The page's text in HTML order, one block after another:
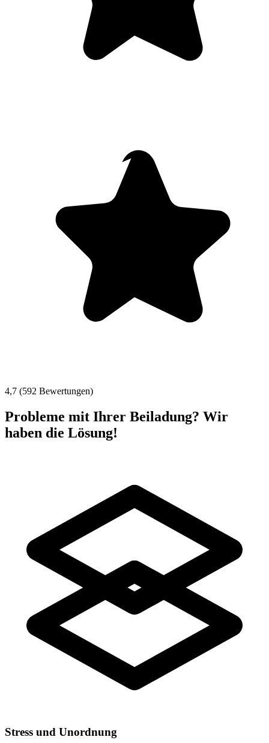
4,7 (592 Bewertungen)
Probleme mit Ihrer Beiladung? Wir
haben die Lösung!
Stress und Unordnung